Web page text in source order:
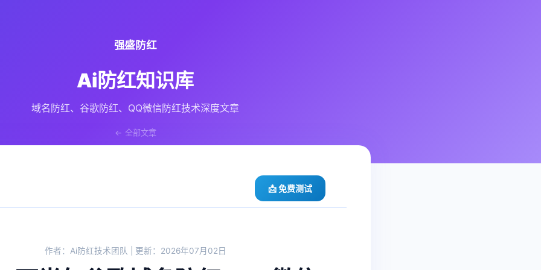
强盛防红
Ai防红知识库
域名防红、谷歌防红、QQ微信防红技术深度文章
← 全部文章
📩 免费测试
作者：Ai防红技术团队 | 更新：2026年07月02日